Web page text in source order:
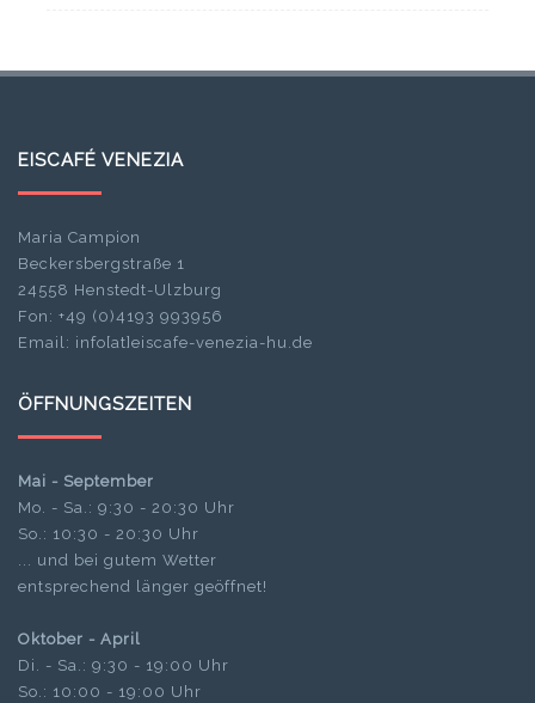
EISCAFÉ VENEZIA
Maria Campion
Beckersbergstraße 1
24558 Henstedt-Ulzburg
Fon: +49 (0)4193 993956
Email: info[at]eiscafe-venezia-hu.de
ÖFFNUNGSZEITEN
Mai - September
Mo. - Sa.: 9:30 - 20:30 Uhr
So.: 10:30 - 20:30 Uhr
... und bei gutem Wetter
entsprechend länger geöffnet!
Oktober - April
Di. - Sa.: 9:30 - 19:00 Uhr
So.: 10:00 - 19:00 Uhr